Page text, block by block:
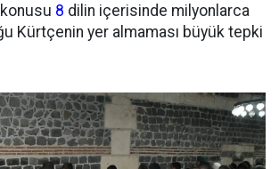
8 dilin içerisinde milyonlarca
Kürtçenin yer almaması büyük tepki